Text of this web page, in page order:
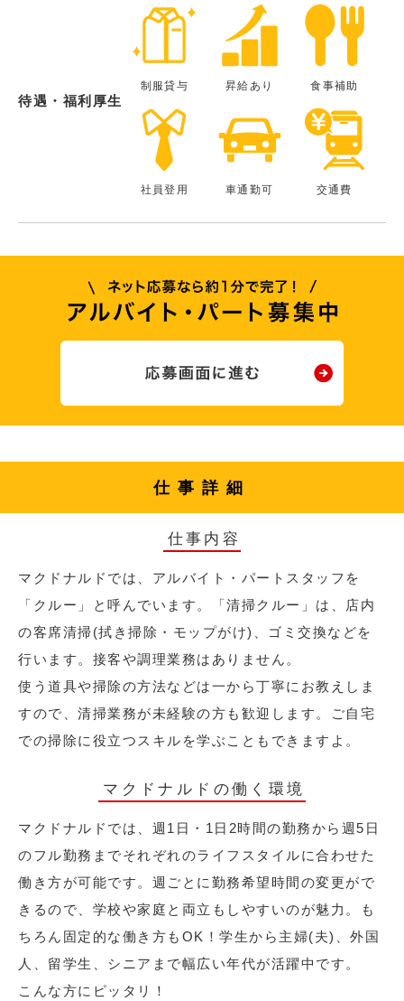
待遇・福利厚生
制服貸与 昇給あり 食事補助
社員登用 車通勤可 交通費
仕事詳細
仕事内容
マクドナルドでは、アルバイト・パートスタッフを
「クルー」と呼んでいます。「清掃クルー」は、店内
の客席清掃(拭き掃除・モップがけ)、ゴミ交換などを
行います。接客や調理業務はありません。
使う道具や掃除の方法などは一から丁寧にお教えしま
すので、清掃業務が未経験の方も歓迎します。ご自宅
での掃除に役立つスキルを学ぶこともできますよ。
マクドナルドの働く環境
マクドナルドでは、週1日・1日2時間の勤務から週5日
のフル勤務までそれぞれのライフスタイルに合わせた
働き方が可能です。週ごとに勤務希望時間の変更がで
きるので、学校や家庭と両立もしやすいのが魅力。も
ちろん固定的な働き方もOK！学生から主婦(夫)、外国
人、留学生、シニアまで幅広い年代が活躍中です。
こんな方にピッタリ！